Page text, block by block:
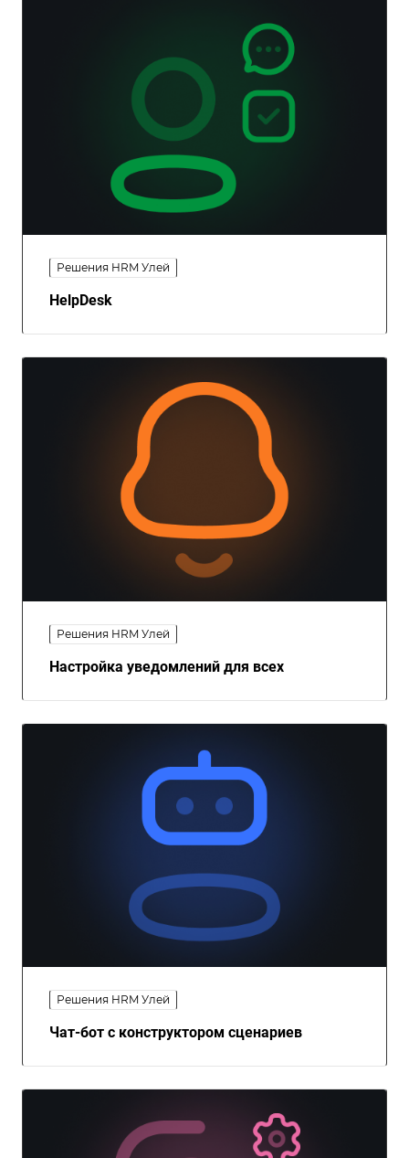
Решения HRM Улей
HelpDesk
Решения HRM Улей
Настройка уведомлений для всех
Решения HRM Улей
Чат-бот с конструктором сценариев